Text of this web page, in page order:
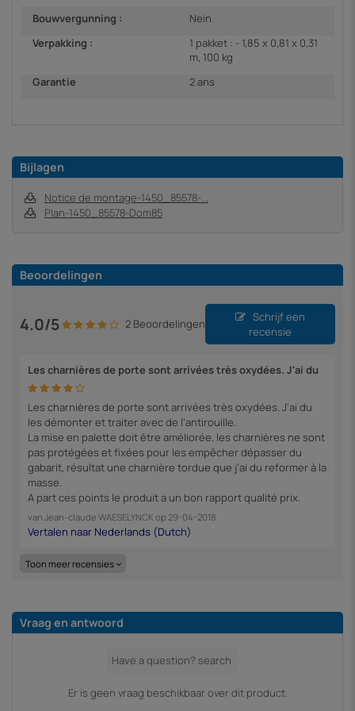
Bouwvergunning :
Nein
Verpakking :
1 pakket : - 1,85 x 0,81 x 0,31
m, 100 kg
Garantie
2 ans
Bijlagen
Notice de montage-1450_85578-...
Plan-1450_85578-Dom85
Beoordelingen
4.0/5 2 Beoordelingen
Schrijf een
recensie
Les charnières de porte sont arrivées très oxydées. J'ai du
Les charnières de porte sont arrivées très oxydées. J'ai du
les démonter et traiter avec de l'antirouille.
La mise en palette doit être améliorée, les charnières ne sont
pas protégées et fixées pour les empêcher dépasser du
gabarit, résultat une charnière tordue que j'ai du reformer à la
masse.
A part ces points le produit a un bon rapport qualité prix.
van Jean-claude WAESELYNCK op 29-04-2018
Toon meer recensies
Vraag en antwoord
Er is geen vraag beschikbaar over dit product.